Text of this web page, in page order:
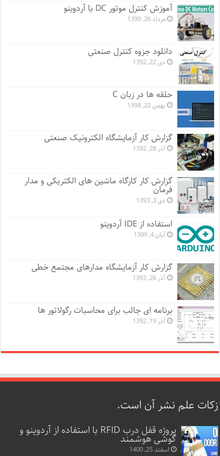
آموزش کنترل موتور DC با آردوینو
مرداد 26, 1399
دانلود جزوه کنترل صنعتی
دی 22, 1392
حلقه ها در زبان C
بهمن 22, 1398
گزارش کار آزمایشگاه الکترونیک صنعتی
آذر 28, 1392
گزارش کار کارگاه ماشین های الکتریکی و مدار
فرمان
دی 3, 1393
استفاده از IDE آردوینو
آبان 4, 1399
گزارش کار آزمایشگاه مدارهای مجتمع خطی
آذر 26, 1393
برنامه ای جالب برای محاسبات رگولاتور ها
آذر 19, 1392
زکات علم نشر آن است.
پروژه قفل‌ درب RFID با استفاده از آردوینو و
گوشی هوشمند
اسفند 25, 1400